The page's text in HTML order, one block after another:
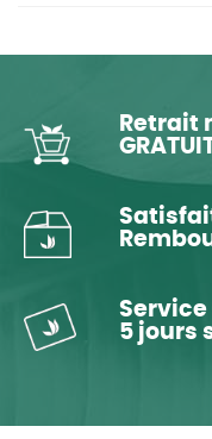
Retrait
Service
5 jours